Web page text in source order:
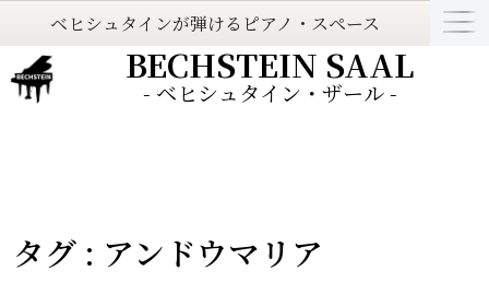
ベヒシュタインが弾けるピアノ・スペース
BECHSTEIN SAAL
- ベヒシュタイン・ザール -
タグ : アンドウマリア